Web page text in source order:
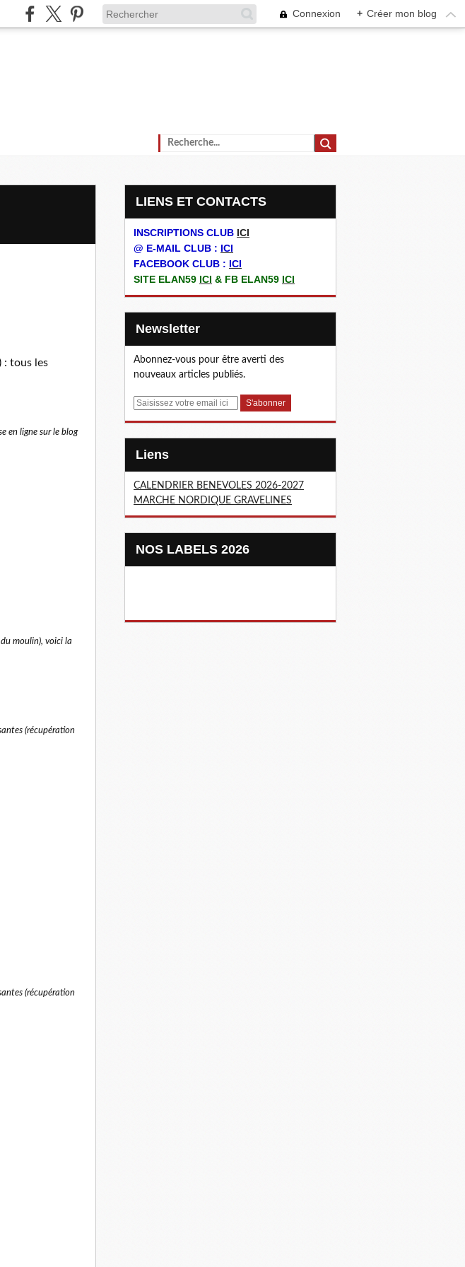
Connexion + Créer mon blog
: tous les
en ligne sur le blog
moulin), voici la
(récupération
(récupération
LIENS ET CONTACTS
INSCRIPTIONS CLUB ICI
@ E-MAIL CLUB : ICI
FACEBOOK CLUB : ICI
SITE ELAN59 ICI & FB ELAN59 ICI
Newsletter
Abonnez-vous pour être averti des
nouveaux articles publiés.
E
Liens
CALENDRIER BENEVOLES 2026-2027
MARCHE NORDIQUE GRAVELINES
NOS LABELS 2026